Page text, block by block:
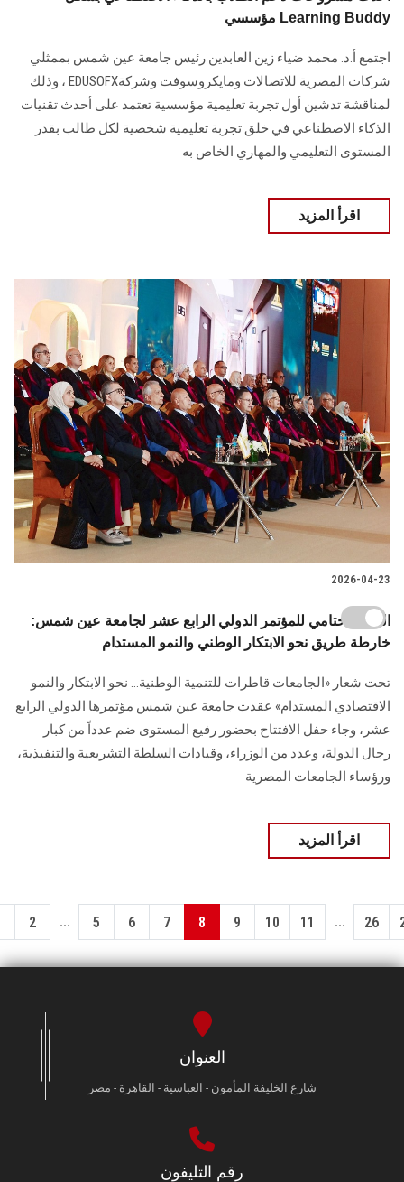
مؤسسي Learning Buddy
اجتمع أ.د. محمد ضياء زين العابدين رئيس جامعة عين شمس بممثلي
شركات المصرية للاتصالات ومايكروسوفت وشركةEDUSOFX ، وذلك
لمناقشة تدشين أول تجربة تعليمية مؤسسية تعتمد على أحدث تقنيات
الذكاء الاصطناعي في خلق تجربة تعليمية شخصية لكل طالب بقدر
المستوى التعليمي والمهاري الخاص به
اقرأ المزيد
2026-04-23
البيان الختامي للمؤتمر الدولي الرابع عشر لجامعة عين شمس:
خارطة طريق نحو الابتكار الوطني والنمو المستدام
تحت شعار «الجامعات قاطرات للتنمية الوطنية… نحو الابتكار والنمو
الاقتصادي المستدام» عقدت جامعة عين شمس مؤتمرها الدولي الرابع
عشر، وجاء حفل الافتتاح بحضور رفيع المستوى ضم عدداً من كبار
رجال الدولة، وعدد من الوزراء، وقيادات السلطة التشريعية والتنفيذية،
ورؤساء الجامعات المصرية
اقرأ المزيد
2 ... 5 6 7 8 9 10 11 ... 26
العنوان
شارع الخليفة المأمون - العباسية - القاهرة - مصر
رقم التليفون